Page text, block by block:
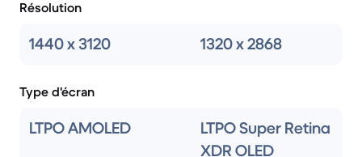
Résolution
1440 x 3120 1320 x 2868
Type d'écran
LTPO AMOLED
LTPO Super Retina
XDR OLED